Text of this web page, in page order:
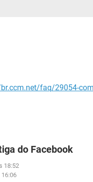
faq/29054-
do Facebook
18:52
16:06